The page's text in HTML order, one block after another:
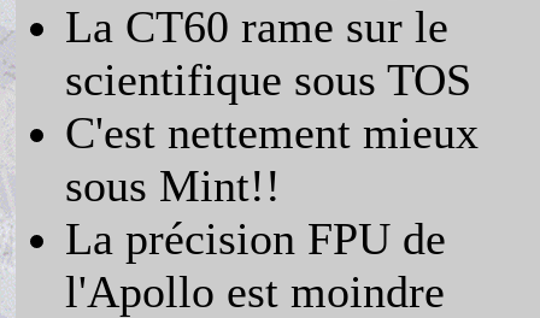
La CT60 rame sur le
scientifique sous TOS
C'est nettement mieux
sous Mint!!
La précision FPU de
l'Apollo est moindre